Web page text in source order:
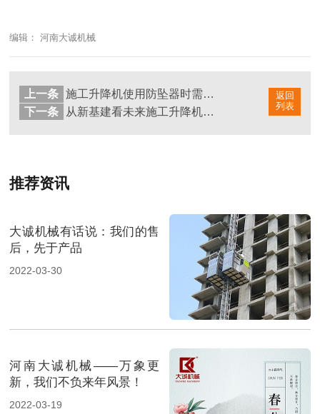
编辑： 河南大诚机械
返回
列表
上一条
施工升降机使用防坠器时需注意的安全事项
下一条
从新基建看未来施工升降机行业发展的趋势
推荐资讯
大诚机械有话说：我们的售
后，先于产品
2022-03-30
河南大诚机械——万象更
新，我们不负来年风景！
2022-03-19